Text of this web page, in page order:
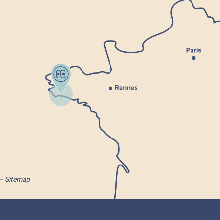
Sitemap